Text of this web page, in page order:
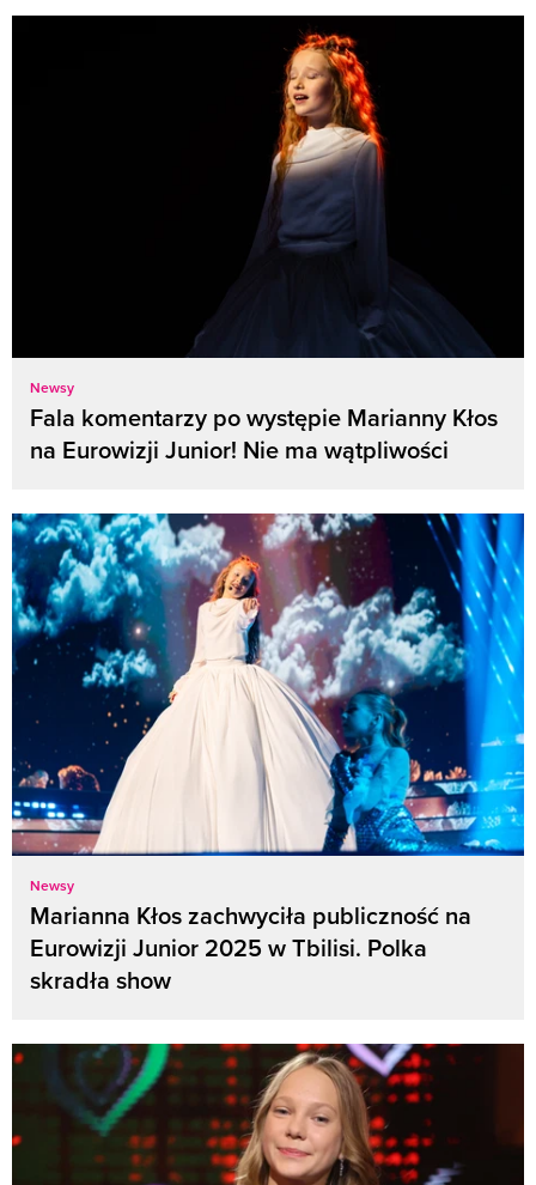
Newsy
Fala komentarzy po występie Marianny Kłos
na Eurowizji Junior! Nie ma wątpliwości
Newsy
Marianna Kłos zachwyciła publiczność na
Eurowizji Junior 2025 w Tbilisi. Polka
skradła show